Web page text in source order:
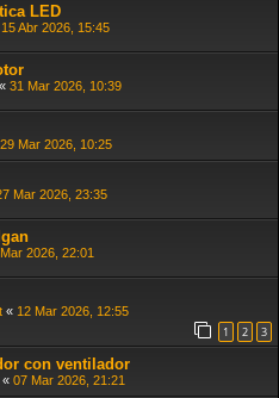
LED
15 Abr 2026, 15:45
« 31 Mar 2026, 10:39
29 Mar 2026, 10:25
Mar 2026, 23:35
2026, 22:01
« 12 Mar 2026, 12:55
1 2 3
con ventilador
« 07 Mar 2026, 21:21